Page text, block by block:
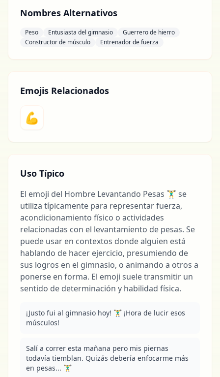
Nombres Alternativos
Peso Entusiasta del gimnasio
Guerrero de hierro
Constructor de músculo
Entrenador de fuerza
Emojis Relacionados
💪
Uso Típico
El emoji del Hombre Levantando Pesas 🏋️‍♂️ se
utiliza típicamente para representar fuerza,
acondicionamiento físico o actividades
relacionadas con el levantamiento de pesas. Se
puede usar en contextos donde alguien está
hablando de hacer ejercicio, presumiendo de
sus logros en el gimnasio, o animando a otros a
ponerse en forma. El emoji suele transmitir un
sentido de determinación y habilidad física.
¡Justo fui al gimnasio hoy! 🏋️‍♂️ ¡Hora de lucir esos
músculos!
Salí a correr esta mañana pero mis piernas
todavía tiemblan. Quizás debería enfocarme más
en pesas... 🏋️‍♂️